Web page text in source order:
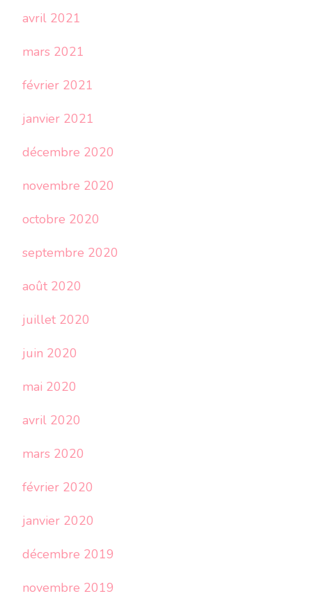
avril 2021
mars 2021
février 2021
janvier 2021
décembre 2020
novembre 2020
octobre 2020
septembre 2020
août 2020
juillet 2020
juin 2020
mai 2020
avril 2020
mars 2020
février 2020
janvier 2020
décembre 2019
novembre 2019